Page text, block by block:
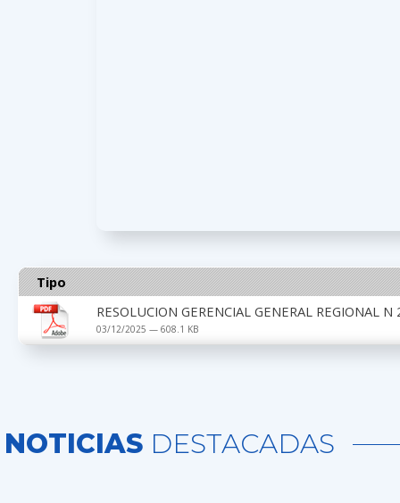
Tipo
RESOLUCION GERENCIAL GENERAL REGIONAL N
03/12/2025 — 608.1 KB
NOTICIAS DESTACADAS